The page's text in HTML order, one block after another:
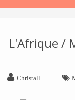
L'Afrique /
 Christall 